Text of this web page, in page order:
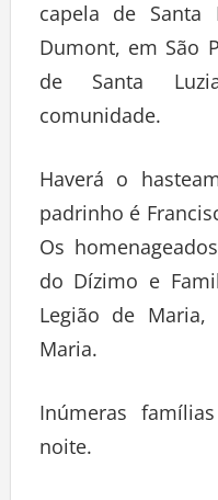
capela de Santa
Dumont, em São
de Santa
comunidade.
Haverá o
padrinho é
Os
do Dízimo e
Legião de
Maria.
Inúmeras
noite.